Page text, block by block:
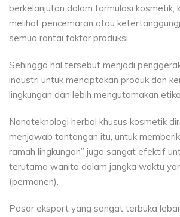
berkelanjutan dalam formulasi kosmetik,
melihat pencemaran atau
semua rantai faktor produksi.
Sehingga hal tersebut menjadi
industri untuk menciptakan produk dan
lingkungan dan lebih mengutamakan
Nanoteknologi herbal khusus kosmetik
menjawab tantangan itu, untuk
ramah lingkungan” juga sangat efektif
terutama wanita dalam jangka waktu
(permanen).
Pasar eksport yang sangat terbuka